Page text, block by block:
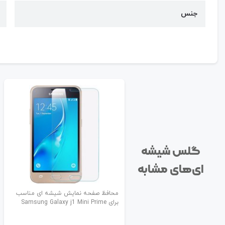
جنس
گلس شیشه
ای‌های مشابه
محافظ صفحه نمایش شیشه ای مناسب
برای Samsung Galaxy j1 Mini Prime